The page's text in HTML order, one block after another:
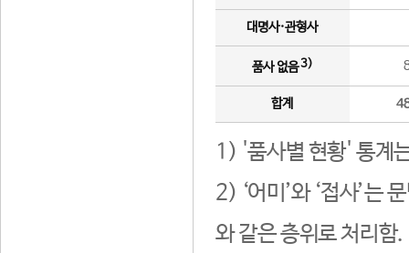
대명사·관형사
품사 없음3)
합계
1) '품사별 현황' 통계
2) ‘어미’와 ‘접사’는
와 같은 층위로 처리함.